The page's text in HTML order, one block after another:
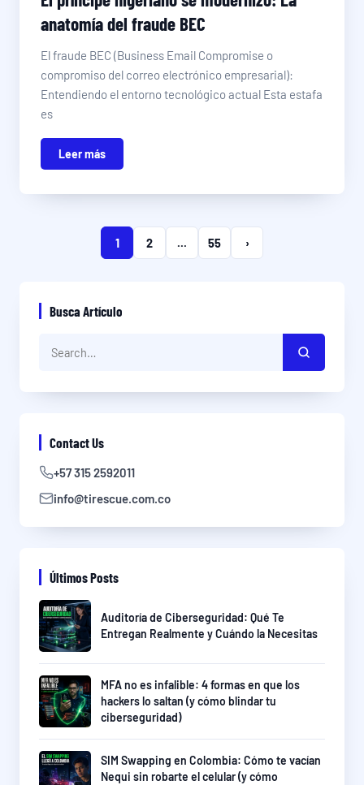
anatomía del fraude BEC
El fraude BEC (Business Email Compromise o
compromiso del correo electrónico empresarial):
Entendiendo el entorno tecnológico actual Esta estafa
es
Leer más
1 2 ... 55 ›
Busca Artículo
Contact Us
+57 315 2592011
info@tirescue.com.co
Últimos Posts
Auditoría de Ciberseguridad: Qué Te
Entregan Realmente y Cuándo la Necesitas
MFA no es infalible: 4 formas en que los
hackers lo saltan (y cómo blindar tu
ciberseguridad)
SIM Swapping en Colombia: Cómo te vacían
Nequi sin robarte el celular (y cómo